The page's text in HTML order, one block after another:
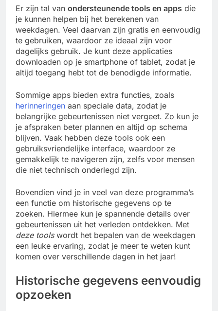
Er zijn tal van ondersteunende tools en apps die
je kunnen helpen bij het berekenen van
weekdagen. Veel daarvan zijn gratis en eenvoudig
te gebruiken, waardoor ze ideaal zijn voor
dagelijks gebruik. Je kunt deze applicaties
downloaden op je smartphone of tablet, zodat je
altijd toegang hebt tot de benodigde informatie.
Sommige apps bieden extra functies, zoals
herinneringen aan speciale data, zodat je
belangrijke gebeurtenissen niet vergeet. Zo kun je
je afspraken beter plannen en altijd op schema
blijven. Vaak hebben deze tools ook een
gebruiksvriendelijke interface, waardoor ze
gemakkelijk te navigeren zijn, zelfs voor mensen
die niet technisch onderlegd zijn.
Bovendien vind je in veel van deze programma’s
een functie om historische gegevens op te
zoeken. Hiermee kun je spannende details over
gebeurtenissen uit het verleden ontdekken. Met
deze toolswordt het bepalen van de weekdagen
een leuke ervaring, zodat je meer te weten kunt
komen over verschillende dagen in het jaar!
Historische gegevens eenvoudig
opzoeken